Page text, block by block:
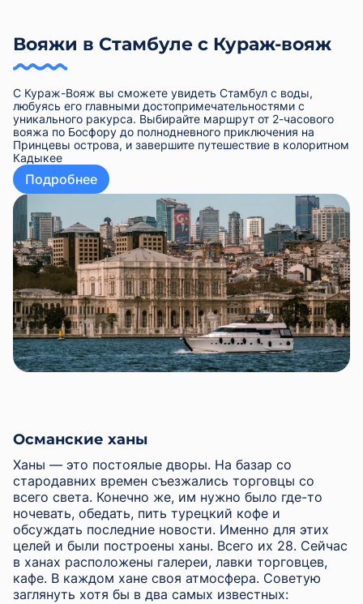
Вояжи в Стамбуле с Кураж-вояж
С Кураж-Вояж вы сможете увидеть Стамбул с воды,
любуясь его главными достопримечательностями с
уникального ракурса. Выбирайте маршрут от 2-часового
вояжа по Босфору до полнодневного приключения на
Принцевы острова, и завершите путешествие в колоритном
Кадыкее
Подробнее
Османские ханы
Ханы — это постоялые дворы. На базар со
стародавних времен съезжались торговцы со
всего света. Конечно же, им нужно было где-то
ночевать, обедать, пить турецкий кофе и
обсуждать последние новости. Именно для этих
целей и были построены ханы. Всего их 28. Сейчас
в ханах расположены галереи, лавки торговцев,
кафе. В каждом хане своя атмосфера. Советую
заглянуть хотя бы в два самых известных: